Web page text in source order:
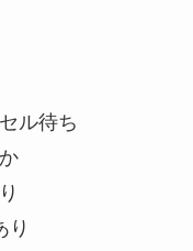
ル待ち
り